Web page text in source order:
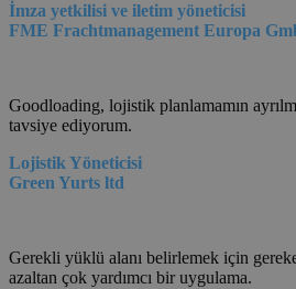
İmza yetkilisi ve iletim yöneticisi
FME Frachtmanagement Europa
Goodloading, lojistik planlamamın
tavsiye ediyorum.
Lojistik Yöneticisi
Green Yurts ltd
Gerekli yüklü alanı belirlemek için
azaltan çok yardımcı bir uygulama.